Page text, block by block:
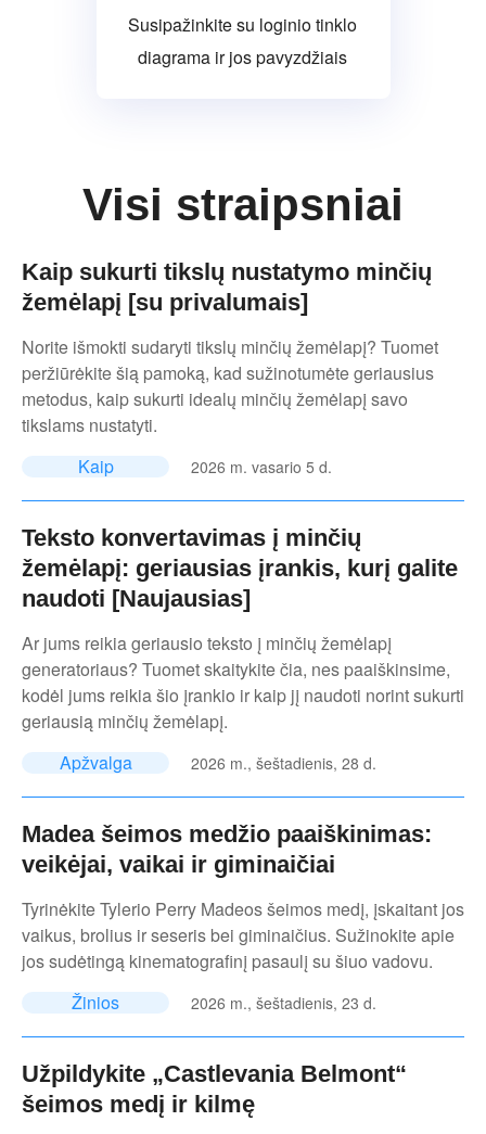
Susipažinkite su loginio tinklo
diagrama ir jos pavyzdžiais
Visi straipsniai
Kaip sukurti tikslų nustatymo minčių
žemėlapį [su privalumais]
Norite išmokti sudaryti tikslų minčių žemėlapį? Tuomet
peržiūrėkite šią pamoką, kad sužinotumėte geriausius
metodus, kaip sukurti idealų minčių žemėlapį savo
tikslams nustatyti.
Kaip
2026 m. vasario 5 d.
Teksto konvertavimas į minčių
žemėlapį: geriausias įrankis, kurį galite
naudoti [Naujausias]
Ar jums reikia geriausio teksto į minčių žemėlapį
generatoriaus? Tuomet skaitykite čia, nes paaiškinsime,
kodėl jums reikia šio įrankio ir kaip jį naudoti norint sukurti
geriausią minčių žemėlapį.
Apžvalga
2026 m., šeštadienis, 28 d.
Madea šeimos medžio paaiškinimas:
veikėjai, vaikai ir giminaičiai
Tyrinėkite Tylerio Perry Madeos šeimos medį, įskaitant jos
vaikus, brolius ir seseris bei giminaičius. Sužinokite apie
jos sudėtingą kinematografinį pasaulį su šiuo vadovu.
Žinios
2026 m., šeštadienis, 23 d.
Užpildykite „Castlevania Belmont“
šeimos medį ir kilmę